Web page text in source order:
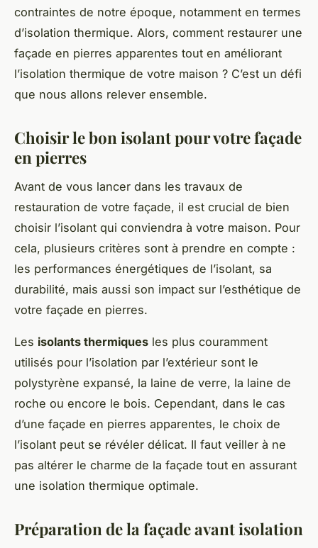
contraintes de notre époque, notamment en termes
d’isolation thermique. Alors, comment restaurer une
façade en pierres apparentes tout en améliorant
l’isolation thermique de votre maison ? C’est un défi
que nous allons relever ensemble.
Choisir le bon isolant pour votre façade
en pierres
Avant de vous lancer dans les travaux de
restauration de votre façade, il est crucial de bien
choisir l’isolant qui conviendra à votre maison. Pour
cela, plusieurs critères sont à prendre en compte :
les performances énergétiques de l’isolant, sa
durabilité, mais aussi son impact sur l’esthétique de
votre façade en pierres.
Les isolants thermiques les plus couramment
utilisés pour l’isolation par l’extérieur sont le
polystyrène expansé, la laine de verre, la laine de
roche ou encore le bois. Cependant, dans le cas
d’une façade en pierres apparentes, le choix de
l’isolant peut se révéler délicat. Il faut veiller à ne
pas altérer le charme de la façade tout en assurant
une isolation thermique optimale.
Préparation de la façade avant isolation